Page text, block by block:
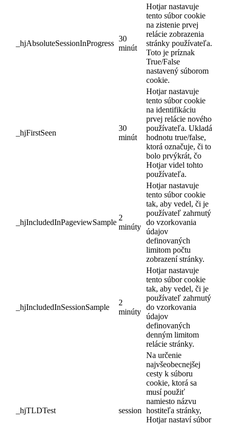
_hjAbsoluteSessionInProgress
30
minút
Hotjar nastavuje
tento súbor cookie
na zistenie prvej
relácie zobrazenia
stránky používateľa.
Toto je príznak
True/False
nastavený súborom
cookie.
_hjFirstSeen
30
minút
Hotjar nastavuje
tento súbor cookie
na identifikáciu
prvej relácie nového
používateľa. Ukladá
hodnotu true/false,
ktorá označuje, či to
bolo prvýkrát, čo
Hotjar videl tohto
používateľa.
_hjIncludedInPageviewSample
2
minúty
Hotjar nastavuje
tento súbor cookie
tak, aby vedel, či je
používateľ zahrnutý
do vzorkovania
údajov
definovaných
limitom počtu
zobrazení stránky.
_hjIncludedInSessionSample
2
minúty
Hotjar nastavuje
tento súbor cookie
tak, aby vedel, či je
používateľ zahrnutý
do vzorkovania
údajov
definovaných
denným limitom
relácie stránky.
_hjTLDTest session
Na určenie
najvšeobecnejšej
cesty k súboru
cookie, ktorá sa
musí použiť
namiesto názvu
hostiteľa stránky,
Hotjar nastaví súbor